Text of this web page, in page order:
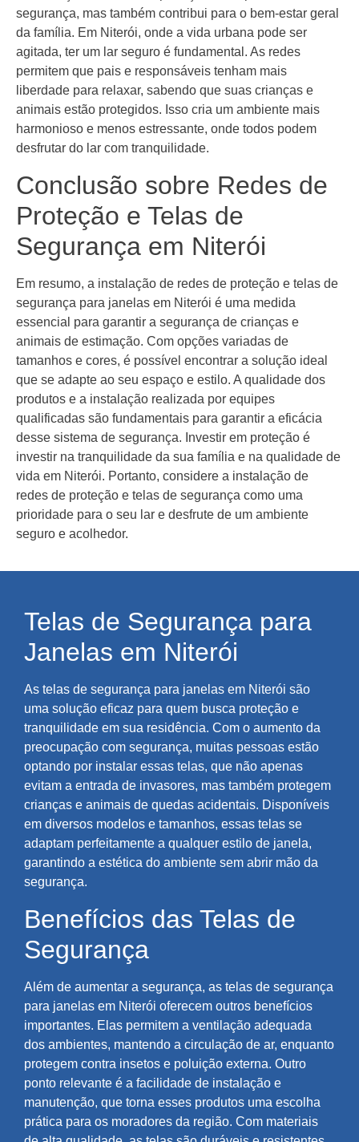
segurança, mas também contribui para o bem-estar geral
da família. Em Niterói, onde a vida urbana pode ser
agitada, ter um lar seguro é fundamental. As redes
permitem que pais e responsáveis tenham mais
liberdade para relaxar, sabendo que suas crianças e
animais estão protegidos. Isso cria um ambiente mais
harmonioso e menos estressante, onde todos podem
desfrutar do lar com tranquilidade.
Conclusão sobre Redes de
Proteção e Telas de
Segurança em Niterói
Em resumo, a instalação de redes de proteção e telas de
segurança para janelas em Niterói é uma medida
essencial para garantir a segurança de crianças e
animais de estimação. Com opções variadas de
tamanhos e cores, é possível encontrar a solução ideal
que se adapte ao seu espaço e estilo. A qualidade dos
produtos e a instalação realizada por equipes
qualificadas são fundamentais para garantir a eficácia
desse sistema de segurança. Investir em proteção é
investir na tranquilidade da sua família e na qualidade de
vida em Niterói. Portanto, considere a instalação de
redes de proteção e telas de segurança como uma
prioridade para o seu lar e desfrute de um ambiente
seguro e acolhedor.
Telas de Segurança para
Janelas em Niterói
As telas de segurança para janelas em Niterói são
uma solução eficaz para quem busca proteção e
tranquilidade em sua residência. Com o aumento da
preocupação com segurança, muitas pessoas estão
optando por instalar essas telas, que não apenas
evitam a entrada de invasores, mas também protegem
crianças e animais de quedas acidentais. Disponíveis
em diversos modelos e tamanhos, essas telas se
adaptam perfeitamente a qualquer estilo de janela,
garantindo a estética do ambiente sem abrir mão da
segurança.
Benefícios das Telas de
Segurança
Além de aumentar a segurança, as telas de segurança
para janelas em Niterói oferecem outros benefícios
importantes. Elas permitem a ventilação adequada
dos ambientes, mantendo a circulação de ar, enquanto
protegem contra insetos e poluição externa. Outro
ponto relevante é a facilidade de instalação e
manutenção, que torna esses produtos uma escolha
prática para os moradores da região. Com materiais